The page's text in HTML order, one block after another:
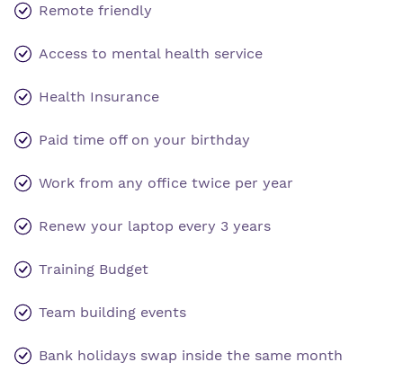
Remote friendly
Access to mental health service
Health Insurance
Paid time off on your birthday
Work from any office twice per year
Renew your laptop every 3 years
Training Budget
Team building events
Bank holidays swap inside the same month